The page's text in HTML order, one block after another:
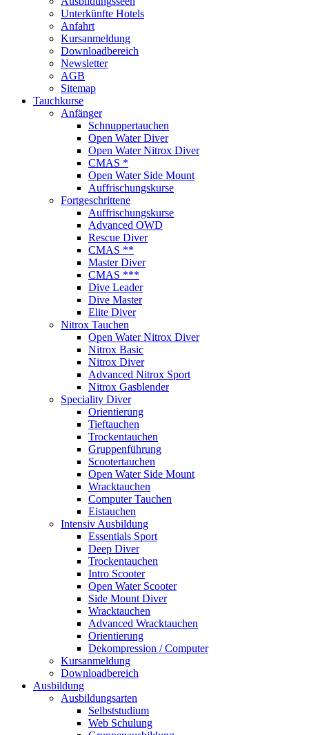
Unterkünfte Hotels
Anfahrt
Kursanmeldung
Downloadbereich
Newsletter
AGB
Sitemap
Tauchkurse
Anfänger
Schnuppertauchen
Open Water Diver
Open Water Nitrox Diver
CMAS *
Open Water Side Mount
Auffrischungskurse
Fortgeschrittene
Auffrischungskurse
Advanced OWD
Rescue Diver
CMAS **
Master Diver
CMAS ***
Dive Leader
Dive Master
Elite Diver
Nitrox Tauchen
Open Water Nitrox Diver
Nitrox Basic
Nitrox Diver
Advanced Nitrox Sport
Nitrox Gasblender
Speciality Diver
Orientierung
Tieftauchen
Trockentauchen
Gruppenführung
Scootertauchen
Open Water Side Mount
Wracktauchen
Computer Tauchen
Eistauchen
Intensiv Ausbildung
Essentials Sport
Deep Diver
Trockentauchen
Intro Scooter
Open Water Scooter
Side Mount Diver
Wracktauchen
Advanced Wracktauchen
Orientierung
Dekompression / Computer
Kursanmeldung
Downloadbereich
Ausbildung
Ausbildungsarten
Selbststudium
Web Schulung